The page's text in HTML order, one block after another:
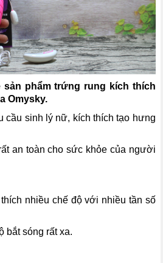
sản phẩmtrứng rung kích thích
Omysky.
cầu sinh lý nữ, kích thích tạo hưng
an toàn cho sức khỏe của người
nhiều chế độ với nhiều tần số
bắt sóng rất xa.